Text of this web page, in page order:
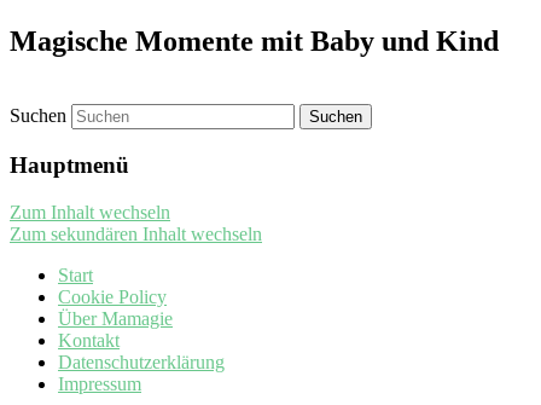
Magische Momente mit Baby und Kind
Suchen
Hauptmenü
Zum Inhalt wechseln
Zum sekundären Inhalt wechseln
Start
Cookie Policy
Über Mamagie
Kontakt
Datenschutzerklärung
Impressum